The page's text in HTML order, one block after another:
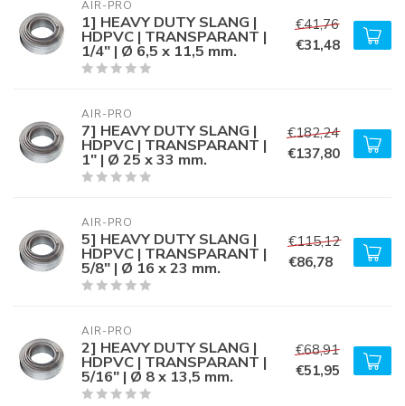
AIR-PRO
1] HEAVY DUTY SLANG |
HDPVC | TRANSPARANT |
1/4" | Ø 6,5 x 11,5 mm.
€41,76
€31,48
AIR-PRO
7] HEAVY DUTY SLANG |
HDPVC | TRANSPARANT |
1" | Ø 25 x 33 mm.
€182,24
€137,80
AIR-PRO
5] HEAVY DUTY SLANG |
HDPVC | TRANSPARANT |
5/8" | Ø 16 x 23 mm.
€115,12
€86,78
AIR-PRO
2] HEAVY DUTY SLANG |
HDPVC | TRANSPARANT |
5/16" | Ø 8 x 13,5 mm.
€68,91
€51,95